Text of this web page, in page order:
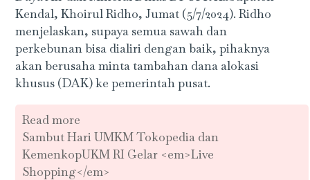
Kendal, Khoirul Ridho, Jumat (5/7/2024). Ridho
menjelaskan, supaya semua sawah dan
perkebunan bisa dialiri dengan baik, pihaknya
akan berusaha minta tambahan dana alokasi
khusus (DAK) ke pemerintah pusat.
Read more
Sambut Hari UMKM Tokopedia dan
KemenkopUKM RI Gelar <em>Live
Shopping</em>